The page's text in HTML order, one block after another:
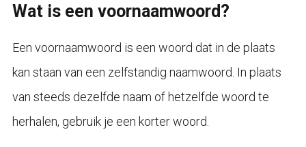
Wat is een voornaamwoord?
Een voornaamwoord is een woord dat in de plaats
kan staan van een zelfstandig naamwoord. In plaats
van steeds dezelfde naam of hetzelfde woord te
herhalen, gebruik je een korter woord.